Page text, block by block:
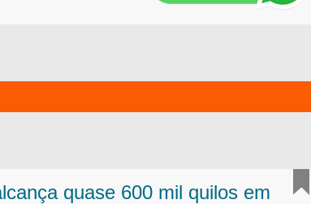
quase 600 mil quilos em